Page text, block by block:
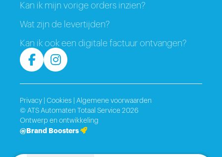
Kan ik mijn vorige orders inzien?
Wat zijn de levertijden?
Kan ik ook een digitale factuur ontvangen?
Ontwerp en ontwikkeling
@Brand Boosters
© ATS Automaten Totaal Service 2026
Privacy Cookies Algemene voorwaarden